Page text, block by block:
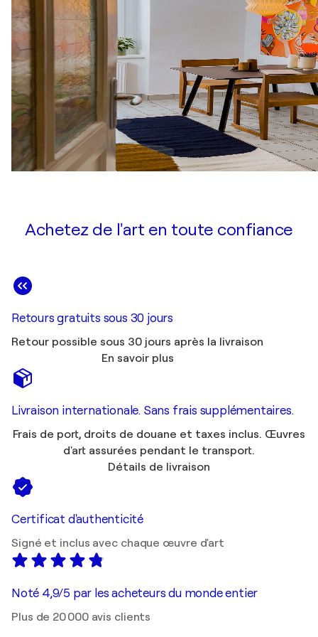
Achetez de l'art en toute confiance
Retours gratuits sous 30 jours
Retour possible sous 30 jours après la livraison
En savoir plus
Livraison internationale. Sans frais supplémentaires.
Frais de port, droits de douane et taxes inclus. Œuvres
d'art assurées pendant le transport.
Détails de livraison
Certificat d'authenticité
Signé et inclus avec chaque œuvre d'art
Noté 4,9/5 par les acheteurs du monde entier
Plus de 20 000 avis clients